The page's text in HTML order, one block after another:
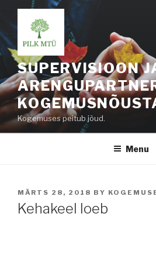
content
SUPERVISIOON
Kogemuses peitub jõud.
Menu
POSTED
ON
MÄRTS 28, 2018 BY
Kehakeel loeb